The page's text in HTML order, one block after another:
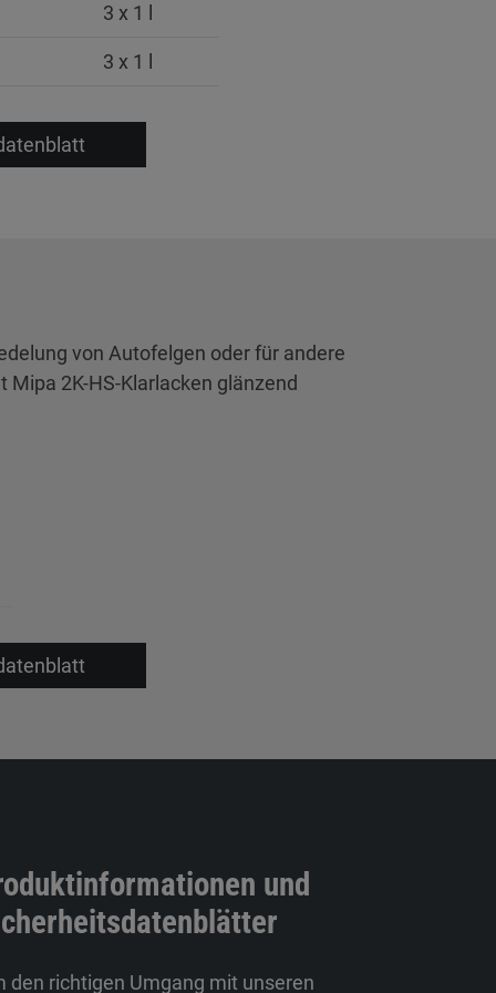
3 x 1 l
3 x 1 l
von Autofelgen oder für andere
2K-HS-Klarlacken glänzend
und
den richtigen Umgang mit unseren